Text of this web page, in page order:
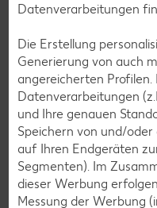
K-TAKE IT VEGGIE
versch. Sorten
je 400-g-Becher
(1 kg = 3.23)
1.29
Diese Artikel
Frischetheke
Datenverarbeitungen
Die Erstellung
Generierung von auch
angereicherten Profilen.
Datenverarbeitungen
und Ihre genauen
Speichern von und/
auf Ihren Endgeräten
Segmenten). Im
dieser Werbung
Messung der Werbung